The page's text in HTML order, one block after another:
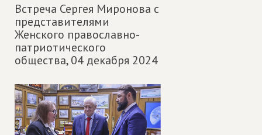
Встреча Сергея Миронова с
представителями
Женского православно-
патриотического
общества,04 декабря 2024